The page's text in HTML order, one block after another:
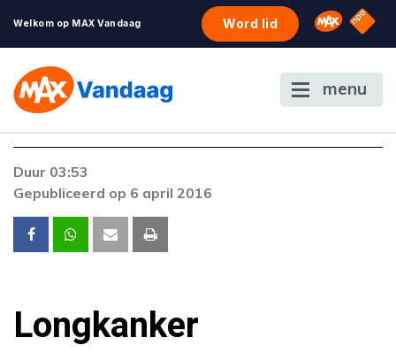
Welkom op MAX Vandaag Word lid Omroep
NPO
menu
De gewenste stream is op dit moment niet
voordoen, neem dan contact op met onze
klantenservice.
Duur 03:53
Gepubliceerd op 6 april 2016
Longkanker